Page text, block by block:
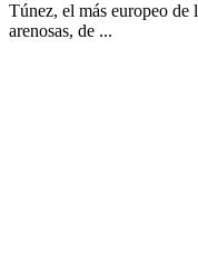
Túnez, el más europeo de
arenosas, de ...